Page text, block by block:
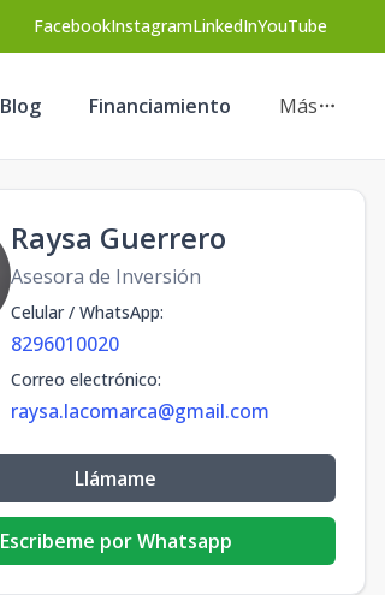
FacebookInstagramLinkedInYouTube
Blog Financiamiento Más
Raysa Guerrero
Asesora de Inversión
Celular / WhatsApp:
8296010020
Correo electrónico:
raysa.lacomarca@gmail.com
Llámame
Escribeme por Whatsapp